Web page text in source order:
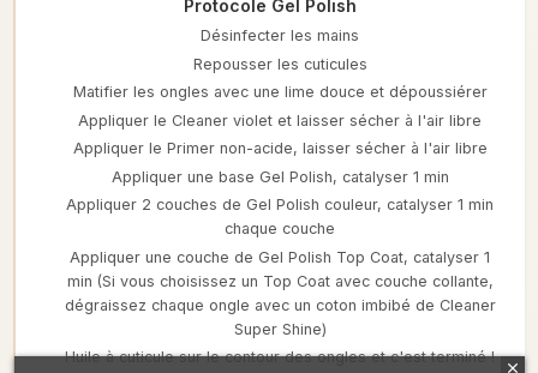
Protocole Gel Polish
Désinfecter les mains
Repousser les cuticules
Matifier les ongles avec une lime douce et dépoussiérer
Appliquer le Cleaner violet et laisser sécher à l'air libre
Appliquer le Primer non-acide, laisser sécher à l'air libre
Appliquer une base Gel Polish, catalyser 1 min
Appliquer 2 couches de Gel Polish couleur, catalyser 1 min
chaque couche
Appliquer une couche de Gel Polish Top Coat, catalyser 1
min (Si vous choisissez un Top Coat avec couche collante,
dégraissez chaque ongle avec un coton imbibé de Cleaner
Super Shine)
Huile à cuticule sur le contour des ongles et c'est terminé !